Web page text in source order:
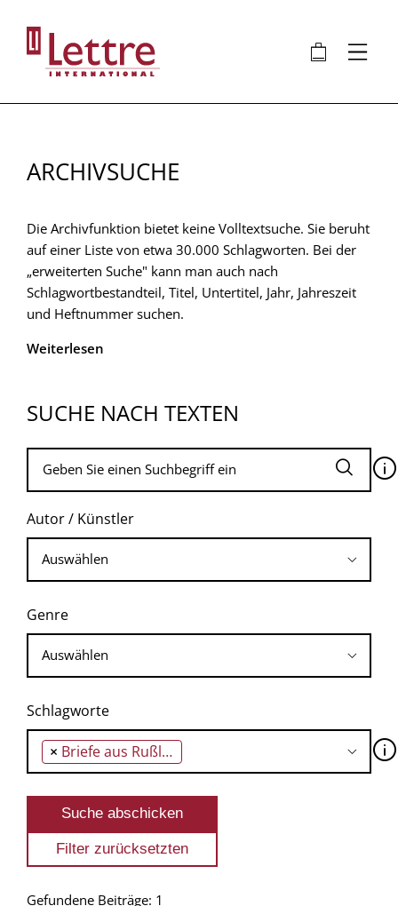
Inhalt
🛍 ⋮
ARCHIVSUCHE
Die Archivfunktion bietet keine Volltextsuche. Sie beruht
auf einer Liste von etwa 30.000 Schlagworten. Bei der
„erweiterten Suche" kann man auch nach
Schlagwortbestandteil, Titel, Untertitel, Jahr, Jahreszeit
und Heftnummer suchen.
Weiterlesen
SUCHE NACH TEXTEN
🛈
Autor / Künstler
Genre
Schlagworte
× Briefe aus Rußland 🛈
Gefundene Beiträge: 1